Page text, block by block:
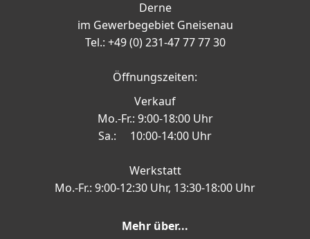
Derne
im Gewerbegebiet Gneisenau
Tel.: +49 (0) 231-47 77 77 30
Öffnungszeiten:
Verkauf
Mo.-Fr.: 9:00-18:00 Uhr
Sa.: 10:00-14:00 Uhr
Werkstatt
Mo.-Fr.: 9:00-12:30 Uhr, 13:30-18:00 Uhr
Mehr über...